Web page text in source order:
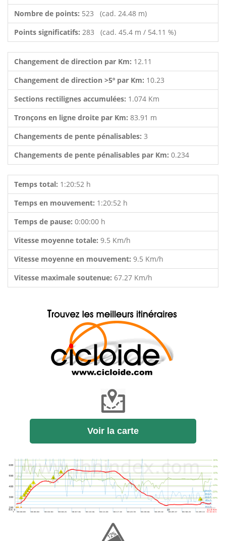
Nombre de points: 523 (cad. 24.48 m)
Points significatifs: 283 (cad. 45.4 m / 54.11 %)
Changement de direction par Km: 12.11
Changement de direction >5º par Km: 10.23
Sections rectilignes accumulées: 1.074 Km
Tronçons en ligne droite par Km: 83.91 m
Changements de pente pénalisables: 3
Changements de pente pénalisables par Km: 0.234
Temps total: 1:20:52 h
Temps en mouvement: 1:20:52 h
Temps de pause: 0:00:00 h
Vitesse moyenne totale: 9.5 Km/h
Vitesse moyenne en mouvement: 9.5 Km/h
Vitesse maximale soutenue: 67.27 Km/h
Voir la carte